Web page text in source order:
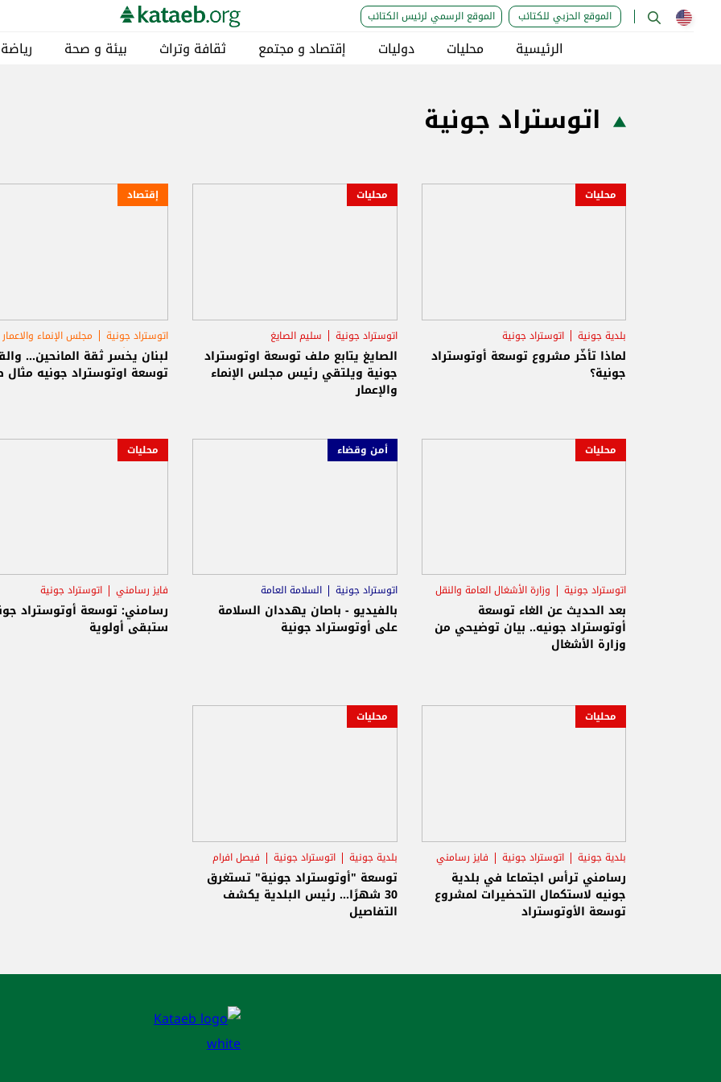
الموقع الحزبي للكتائب الموقع الرسمي لرئيس الكتائب
الرئيسية محليات دوليات إقتصاد و مجتمع ثقافة وتراث بيئة و صحة رياضة
اتوستراد جونية
محليات
بلدية جونية
اتوستراد جونية
مجلس الإنماء والاعمار
لماذا تأخّر مشروع توسعة أوتوستراد
جونية؟
محليات
اتوستراد جونية
سليم الصايغ
مجلس الإنماء والاعمار
الصايغ يتابع ملف توسعة اوتوستراد
جونية ويلتقي رئيس مجلس الإنماء
والإعمار
إقتصاد
اتوستراد جونية
مجلس الإنماء والاعمار
وزارة الأشغال العامة والنقل
لبنان يخسر ثقة المانحين...
توسعة اوتوستراد جونيه مثال
محليات
اتوستراد جونية وزارة الأشغال العامة والنقل
بعد الحديث عن الغاء توسعة
أوتوستراد جونيه.. بيان توضيحي من
وزارة الأشغال
أمن وقضاء
اتوستراد جونية السلامة العامة
بالفيديو - باصان يهددان السلامة
على أوتوستراد جونية
محليات
فايز رسامني اتوستراد جونية
رسامني: توسعة أوتوستراد
ستبقى أولوية
محليات
بلدية جونية اتوستراد جونية فايز رسامني
رسامني ترأس اجتماعا في بلدية
جونيه لاستكمال التحضيرات لمشروع
توسعة الأوتوستراد
محليات
بلدية جونية اتوستراد جونية فيصل افرام
توسعة "أوتوستراد جونية" تستغرق
30 شهرًا... رئيس البلدية يكشف
التفاصيل